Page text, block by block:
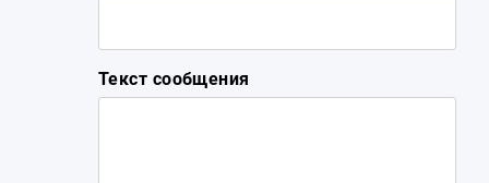
Текст сообщения